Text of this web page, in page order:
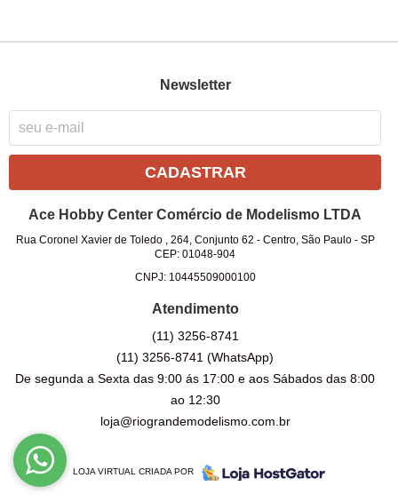
Newsletter
CADASTRAR
Ace Hobby Center Comércio de Modelismo LTDA
Rua Coronel Xavier de Toledo , 264, Conjunto 62 - Centro, São Paulo- SP
CEP: 01048-904
CNPJ: 10445509000100
Atendimento
(11) 3256-8741
(11) 3256-8741(WhatsApp)
De segunda a Sexta das 9:00 ás 17:00 e aos Sábados das 8:00
ao 12:30
loja@riograndemodelismo.com.br
LOJA VIRTUAL CRIADA POR